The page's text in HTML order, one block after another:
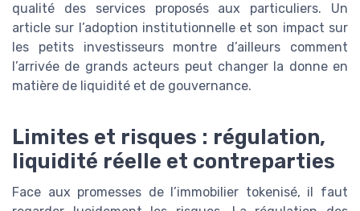
qualité des services proposés aux particuliers. Un
article sur l’adoption institutionnelle et son impact sur
les petits investisseurs montre d’ailleurs comment
l’arrivée de grands acteurs peut changer la donne en
matière de liquidité et de gouvernance.
Limites et risques : régulation,
liquidité réelle et contreparties
Face aux promesses de l’immobilier tokenisé, il faut